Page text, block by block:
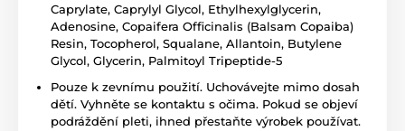
Caprylate, Caprylyl Glycol, Ethylhexylglycerin,
Adenosine, Copaifera Officinalis (Balsam Copaiba)
Resin, Tocopherol, Squalane, Allantoin, Butylene
Glycol, Glycerin, Palmitoyl Tripeptide-5
Pouze k zevnímu použití. Uchovávejte mimo dosah
dětí. Vyhněte se kontaktu s očima. Pokud se objeví
podráždění pleti, ihned přestaňte výrobek používat.